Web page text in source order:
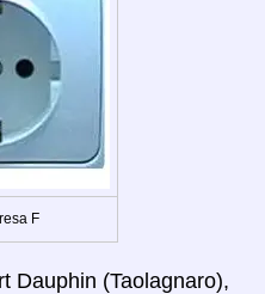
F
Dauphin (Taolagnaro),